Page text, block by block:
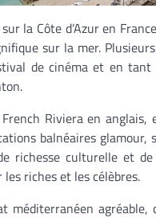
la Côte d’Azur en
sur la mer.
de cinéma et en
French Riviera en
balnéaires
richesse culturelle et
riches et les célèbres.
méditerranéen